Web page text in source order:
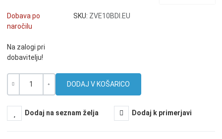
Dobava po
naročilu
Na zalogi pri
dobavitelju!
SKU: ZVE10BDI.EU
Dodaj na seznam želja Dodaj k primerjavi